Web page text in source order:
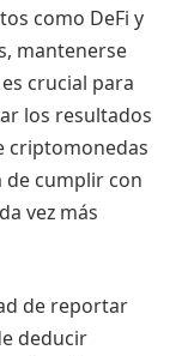
como DeFi y
mantenerse
crucial para
los resultados
criptomonedas
cumplir con
vez más
de reportar
deducir